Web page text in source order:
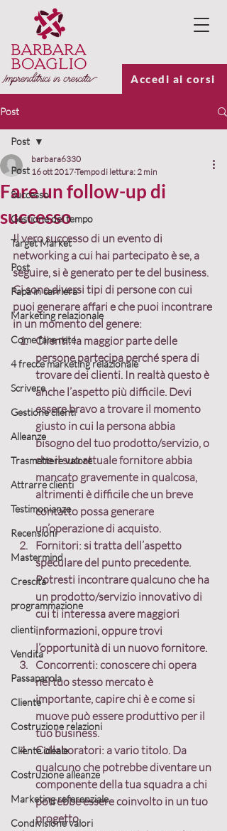
Accedi ai corsi
Post
Post
Successo
Gestione del tempo
Target Market
Post
Papà in carriera
Marketing relazionale
Come fare rete
4 frecce marketing relazionale
Scrivere
Gestione clienti
Alleanze
Trasmettere valore
Attrarre clienti
Testimonianze
Recensioni
Mastermind
Crescita
programmazione
clienti
Vendita
Passaparola
Cliente
Costruzione relazioni
Cliente ideale
Costruzione alleanze
Marketing referenziale
Condivisione valori
Post
Fare un follow-up di
successo
barbara6330
16 ott 2017Tempo di lettura: 2 min
Il vero successo di un evento di
networking a cui hai partecipato è se, a
seguire, si è generato per te del business.
Ci sono diversi tipi di persone con cui
puoi generare affari e che puoi incontrare
in un momento del genere:
Clienti: la maggior parte delle
persone partecipa perché spera di
trovare dei clienti. In realtà questo è
anche l’aspetto più difficile. Devi
essere bravo a trovare il momento
giusto in cui la persona abbia
bisogno del tuo prodotto/servizio, o
che il suo attuale fornitore abbia
mancato gravemente in qualcosa,
altrimenti è difficile che un breve
contatto possa generare
un’operazione di acquisto.
Fornitori: si tratta dell’aspetto
speculare del punto precedente.
Potresti incontrare qualcuno che ha
un prodotto/servizio innovativo di
cui ti interessa avere maggiori
informazioni, oppure trovi
l’opportunità di un nuovo fornitore.
Concorrenti: conoscere chi opera
nel tuo stesso mercato è
importante, capire chi è e come si
muove può essere produttivo per il
tuo business.
Collaboratori: a vario titolo. Da
qualcuno che potrebbe diventare un
componente della tua squadra a chi
potrebbe essere coinvolto in un tuo
progetto.